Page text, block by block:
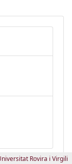
Rovira i Virgili